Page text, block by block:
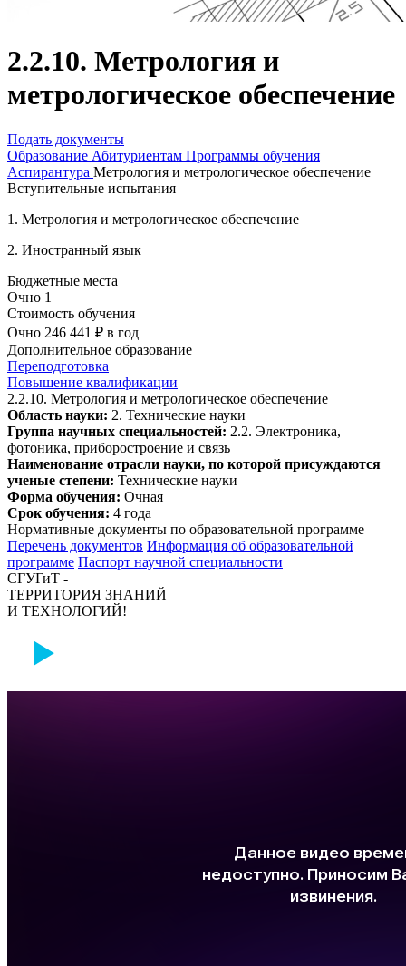
2.2.10. Метрология и
метрологическое обеспечение
Подать документы
Образование Абитуриентам Программы обучения
Аспирантура Метрология и метрологическое обеспечение
Вступительные испытания
1. Метрология и метрологическое обеспечение
2. Иностранный язык
Бюджетные места
Очно 1
Стоимость обучения
Очно 246 441 ₽ в год
Дополнительное образование
Переподготовка
Повышение квалификации
2.2.10. Метрология и метрологическое обеспечение
Область науки: 2. Технические науки
Группа научных специальностей: 2.2. Электроника,
фотоника, приборостроение и связь
Наименование отрасли науки, по которой присуждаются
ученые степени: Технические науки
Форма обучения: Очная
Срок обучения: 4 года
Нормативные документы по образовательной программе
Перечень документов Информация об образовательной
программе Паспорт научной специальности
СГУГиТ -
ТЕРРИТОРИЯ ЗНАНИЙ
И ТЕХНОЛОГИЙ!